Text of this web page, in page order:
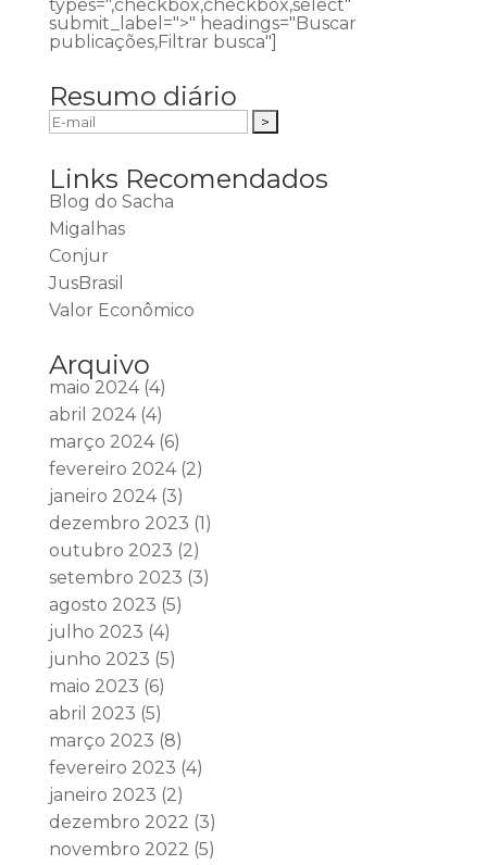
types=",checkbox,checkbox,select"
submit_label=">" headings="Buscar
publicações,Filtrar busca"]
Resumo diário
Links Recomendados
Blog do Sacha
Migalhas
Conjur
JusBrasil
Valor Econômico
Arquivo
maio 2024(4)
abril 2024(4)
março 2024(6)
fevereiro 2024(2)
janeiro 2024(3)
dezembro 2023 (1)
outubro 2023 (2)
setembro 2023 (3)
agosto 2023 (5)
julho 2023 (4)
junho 2023 (5)
maio 2023 (6)
abril 2023 (5)
março 2023 (8)
fevereiro 2023 (4)
janeiro 2023 (2)
dezembro 2022 (3)
novembro 2022 (5)